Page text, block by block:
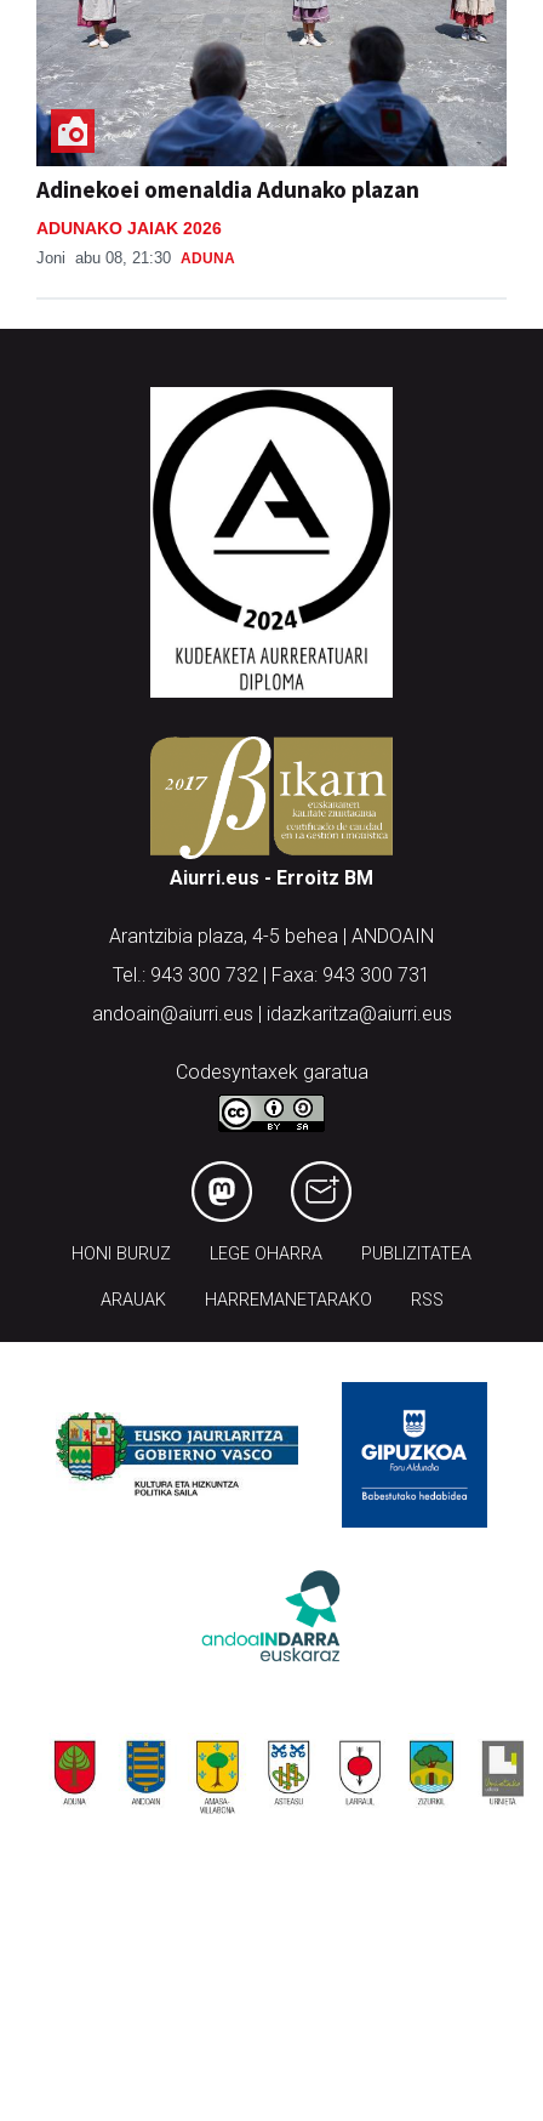
Adinekoei omenaldia Adunako plazan
ADUNAKO JAIAK 2026
Joni abu 08, 21:30 ADUNA
Aiurri.eus - Erroitz BM
Arantzibia plaza, 4-5 behea | ANDOAIN
Tel.: 943 300 732 | Faxa: 943 300 731
andoain@aiurri.eus | idazkaritza@aiurri.eus
Codesyntaxek garatua
HONI BURUZ LEGE OHARRA PUBLIZITATEA
ARAUAK HARREMANETARAKO RSS